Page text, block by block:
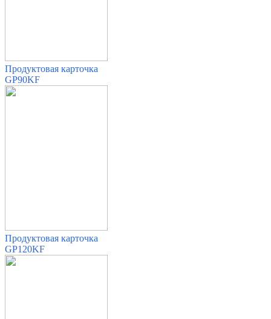
Продуктовая карточка
GP90KF
Продуктовая карточка
GP120KF